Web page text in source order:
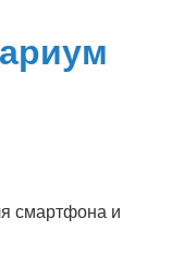
смартфона и